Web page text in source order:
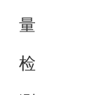
量
检